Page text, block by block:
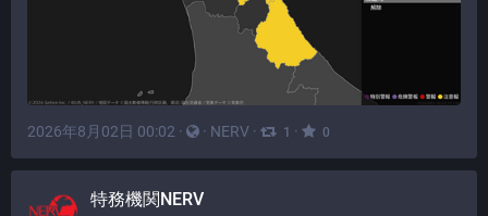
2026年8月02日 00:02 · · NERV · 1 · 0
特務機関NERV